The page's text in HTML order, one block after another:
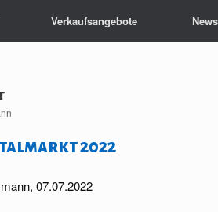
Verkaufsangebote
2022
07.07.2022